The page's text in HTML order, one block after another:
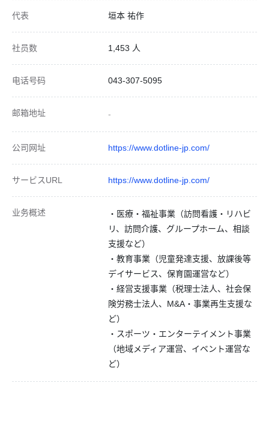
代表 垣本 祐作
社员数 1,453 人
电话号码 043-307-5095
邮箱地址 -
公司网址 https://www.dotline-jp.com/
サービスURL https://www.dotline-jp.com/
业务概述
・医療・福祉事業（訪問看護・リハビ
リ、訪問介護、グループホーム、相談
支援など）
・教育事業（児童発達支援、放課後等
デイサービス、保育園運営など）
・経営支援事業（税理士法人、社会保
険労務士法人、M&A・事業再生支援な
ど）
・スポーツ・エンターテイメント事業
（地域メディア運営、イベント運営な
ど）